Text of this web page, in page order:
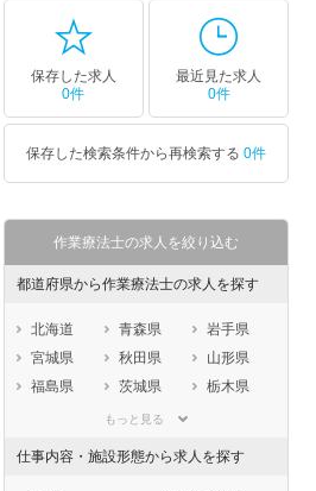
に増加傾向の「介護施設」求
保存した求人
0件
最近見た求人
0件
保存した検索条件から再検索する 0件
作業療法士の求人を絞り込む
都道府県から作業療法士の求人を探す
北海道 青森県
岩手県
宮城県
秋田県
山形県
福島県
茨城県
栃木県
埼玉県
もっと見る
仕事内容・施設形態から求人を探す